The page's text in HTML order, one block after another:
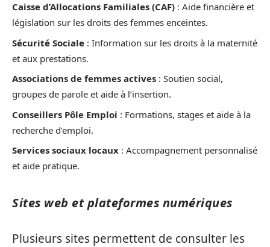
Caisse d’Allocations Familiales (CAF) : Aide financière et
législation sur les droits des femmes enceintes.
Sécurité Sociale : Information sur les droits à la maternité
et aux prestations.
Associations de femmes actives : Soutien social,
groupes de parole et aide à l’insertion.
Conseillers Pôle Emploi : Formations, stages et aide à la
recherche d’emploi.
Services sociaux locaux : Accompagnement personnalisé
et aide pratique.
Sites web et plateformes numériques
Plusieurs sites permettent de consulter les